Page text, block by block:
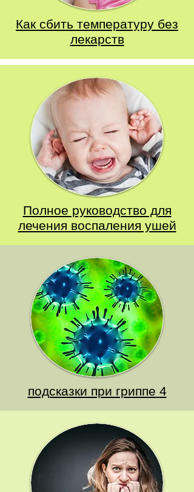
Как сбить температуру без
лекарств
Полное руководство для
лечения воспаления ушей
4 подсказки при гриппе